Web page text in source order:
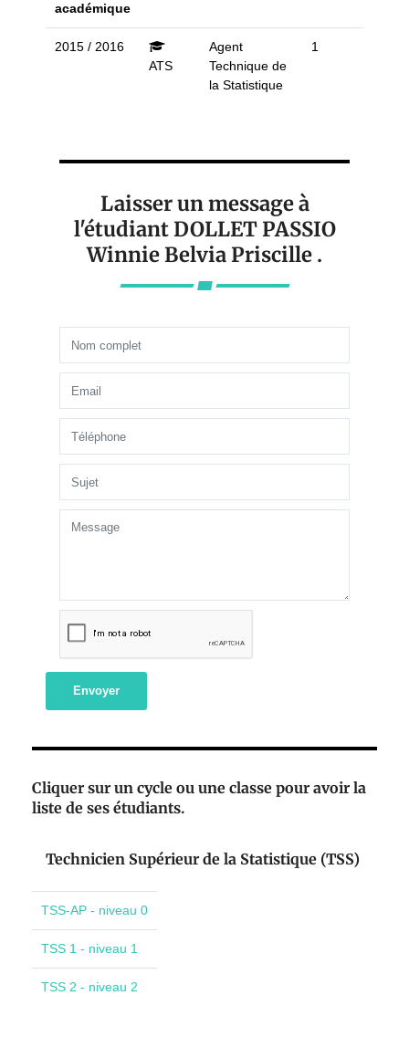
académique
2015 / 2016
ATS
Agent
Technique de
la Statistique
1
Laisser un message à
l'étudiant DOLLET PASSIO
Winnie Belvia Priscille .
Envoyer
Cliquer sur un cycle ou une classe pour avoir la
liste de ses étudiants.
Technicien Supérieur de la Statistique (TSS)
TSS-AP - niveau 0
TSS 1 - niveau 1
TSS 2 - niveau 2